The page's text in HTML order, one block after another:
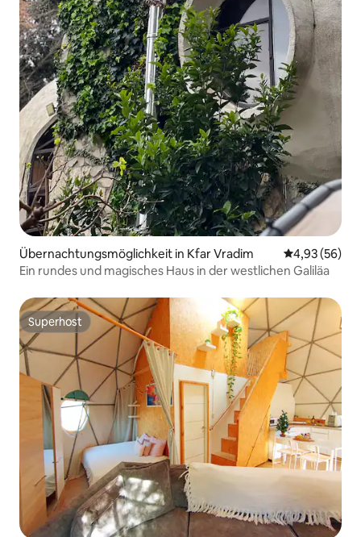
Übernachtungsmöglichkeit in Kfar Vradim
4,93 (56)
Ein rundes und magisches Haus in der westlichen Galiläa
Superhost
Superhost